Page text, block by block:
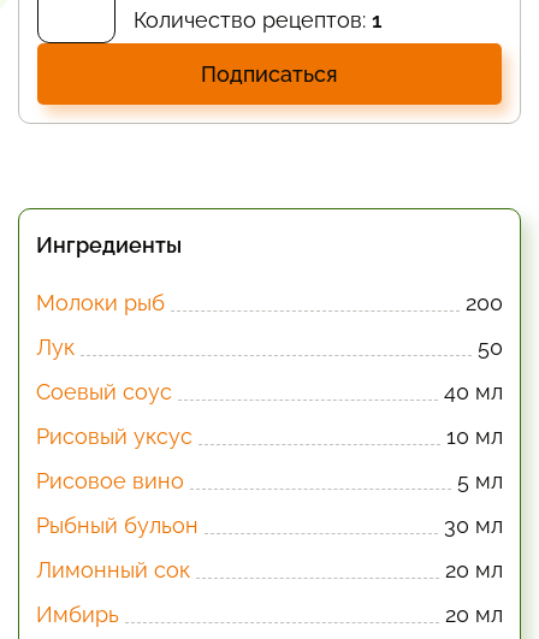
Количество рецептов: 1
Подписаться
Ингредиенты
Молоки рыб
200
Лук
50
Соевый соус
40 мл
Рисовый уксус
10 мл
Рисовое вино
5 мл
Рыбный бульон
30 мл
Лимонный сок
20 мл
Имбирь
20 мл